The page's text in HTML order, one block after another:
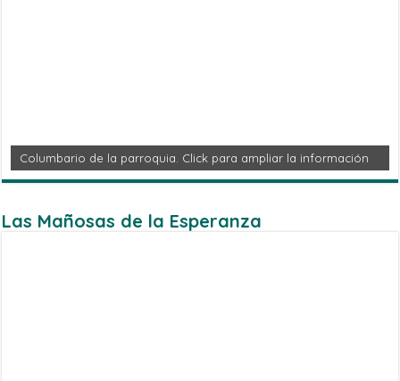
Columbario de la parroquia. Click para ampliar la información
Las Mañosas de la Esperanza